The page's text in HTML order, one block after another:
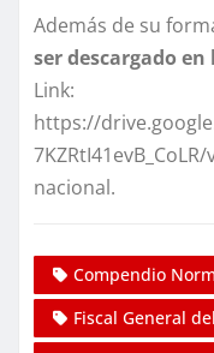
Además de su
ser descargado
Link:
https://
nacional.
Compendio
Fiscal General